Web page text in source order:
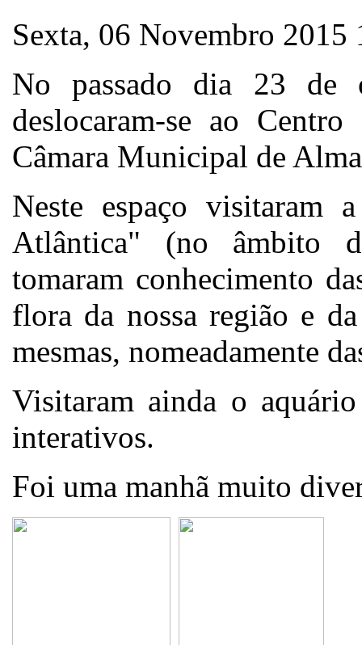
Sexta, 06 Novembro
No passado dia 23 de
deslocaram-se ao
Câmara Municipal de
Neste espaço visitaram
Atlântica" (no âmbito
tomaram conhecimento
flora da nossa região e
mesmas, nomeadamente
Visitaram ainda o
interativos.
Foi uma manhã muito